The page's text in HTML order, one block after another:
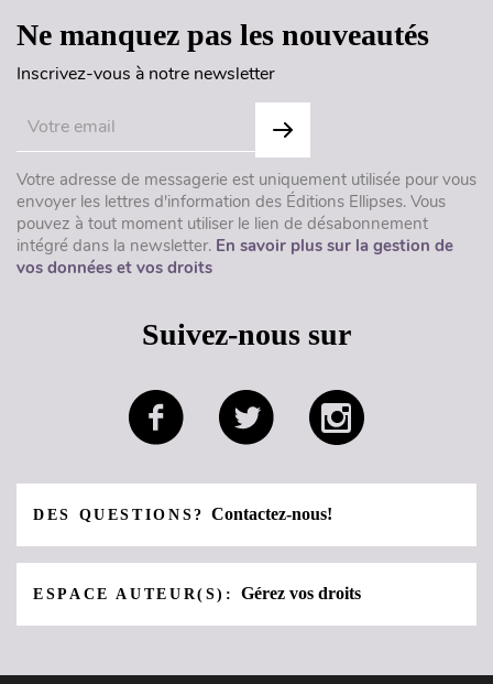
Ne manquez pas les nouveautés
Inscrivez-vous à notre newsletter
Votre adresse de messagerie est uniquement utilisée pour vous
envoyer les lettres d'information des Éditions Ellipses. Vous
pouvez à tout moment utiliser le lien de désabonnement
intégré dans la newsletter. En savoir plus sur la gestion de
vos données et vos droits
Suivez-nous sur
DES QUESTIONS?Contactez-nous!
ESPACE AUTEUR(S):Gérez vos droits